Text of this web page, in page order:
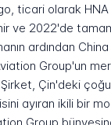
ticari olarak
ve 2022'de
ardından
Group'un
Çin'deki
ayıran ikili bir